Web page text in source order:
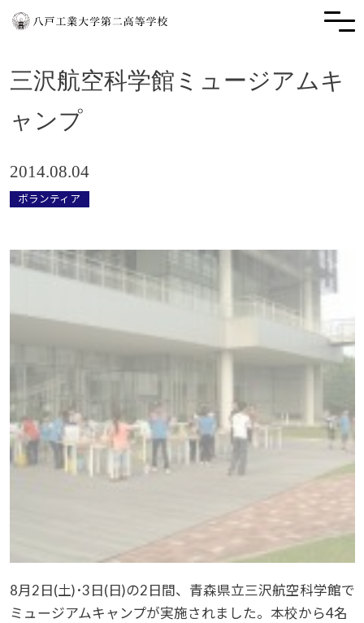
三沢航空科学館ミュージアムキ
ャンプ
2014.08.04
ボランティア
8月2日(土)･3日(日)の2日間、青森県立三沢航空科学館で
ミュージアムキャンプが実施されました。本校から4名